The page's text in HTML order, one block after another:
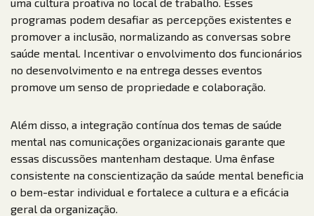
programas podem desafiar as percepções existentes e
promover a inclusão, normalizando as conversas sobre
saúde mental. Incentivar o envolvimento dos funcionários
no desenvolvimento e na entrega desses eventos
promove um senso de propriedade e colaboração.
Além disso, a integração contínua dos temas de saúde
mental nas comunicações organizacionais garante que
essas discussões mantenham destaque. Uma ênfase
consistente na conscientização da saúde mental beneficia
o bem-estar individual e fortalece a cultura e a eficácia
geral da organização.